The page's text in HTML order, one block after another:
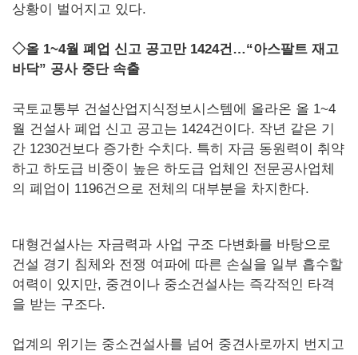
상황이 벌어지고 있다.
◇올 1~4월 폐업 신고 공고만 1424건…“아스팔트 재고
바닥” 공사 중단 속출
국토교통부 건설산업지식정보시스템에 올라온 올 1~4
월 건설사 폐업 신고 공고는 1424건이다. 작년 같은 기
간 1230건보다 증가한 수치다. 특히 자금 동원력이 취약
하고 하도급 비중이 높은 하도급 업체인 전문공사업체
의 폐업이 1196건으로 전체의 대부분을 차지한다.
대형건설사는 자금력과 사업 구조 다변화를 바탕으로
건설 경기 침체와 전쟁 여파에 따른 손실을 일부 흡수할
여력이 있지만, 중견이나 중소건설사는 즉각적인 타격
을 받는 구조다.
업계의 위기는 중소건설사를 넘어 중견사로까지 번지고